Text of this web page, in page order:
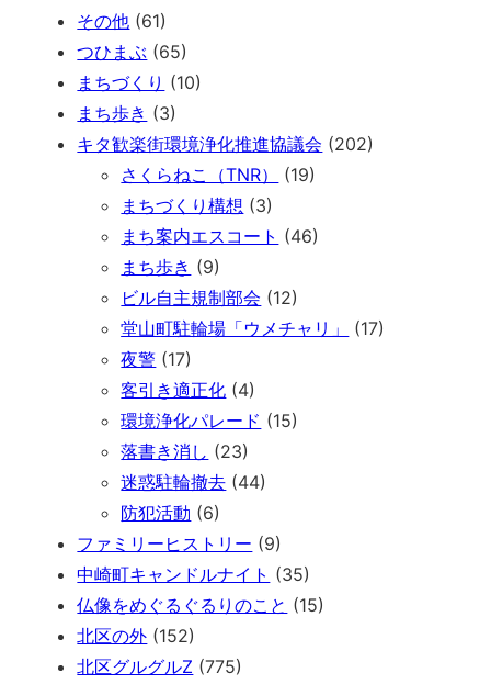
その他 (61)
つひまぶ (65)
まちづくり (10)
まち歩き (3)
キタ歓楽街環境浄化推進協議会 (202)
さくらねこ（TNR）
(19)
まちづくり構想 (3)
まち案内エスコート (46)
まち歩き (9)
ビル自主規制部会 (12)
堂山町駐輪場「ウメチャリ」
(17)
夜警 (17)
客引き適正化 (4)
環境浄化パレード (15)
落書き消し (23)
迷惑駐輪撤去 (44)
防犯活動 (6)
ファミリーヒストリー (9)
中崎町キャンドルナイト (35)
仏像をめぐるぐるりのこと (15)
北区の外 (152)
北区グルグルZ (775)